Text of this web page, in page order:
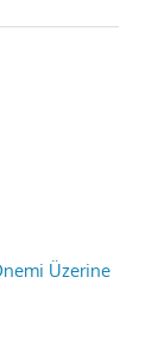
Üzerine